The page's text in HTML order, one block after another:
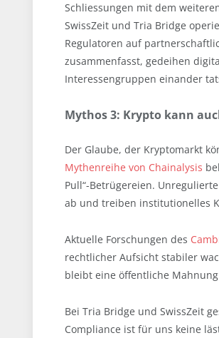
Schliessungen mit dem
SwissZeit und Tria Bridge
Regulatoren auf
zusammenfasst, gedeihen
Interessengruppen einander
Mythos 3: Krypto kann
Der Glaube, der Kryptomarkt
Mythenreihe von Chainalysis
Pull“-Betrügereien.
ab und treiben institutionelles
Aktuelle Forschungen des
rechtlicher Aufsicht stabiler
bleibt eine öffentliche
Bei Tria Bridge und SwissZeit
Compliance ist für uns keine